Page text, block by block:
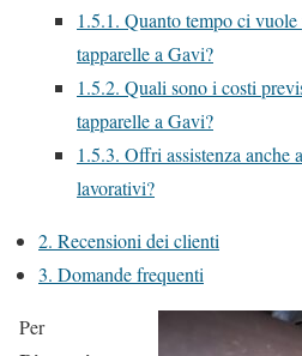
1.5.1. Quanto tempo ci
tapparelle a Gavi?
1.5.2. Quali sono i costi
tapparelle a Gavi?
1.5.3. Offri assistenza anche
lavorativi?
2. Recensioni dei clienti
3. Domande frequenti
Per